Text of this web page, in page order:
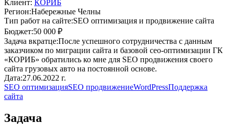
Клиент: КОРИБ
Регион:Набережные Челны
Тип работ на сайте:SEO оптимизация и продвижение сайта
Бюджет:50 000 ₽
Задача вкратце:После успешного сотрудничества с данным
заказчиком по миграции сайта и базовой сео-оптимизации ГК
«КОРИБ» обратились ко мне для SEO продвижения своего
сайта грузовых авто на постоянной основе.
Дата:27.06.2022 г.
SEO оптимизацияSEO продвижениеWordPressПоддержка
сайта
Задача